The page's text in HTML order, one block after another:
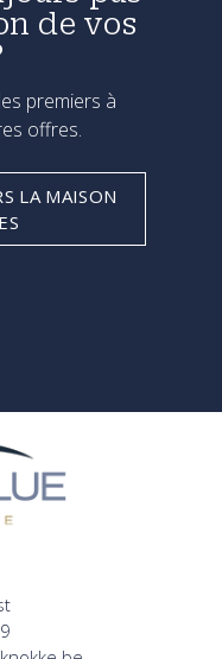
de vos
premiers à
offres.
LA MAISON